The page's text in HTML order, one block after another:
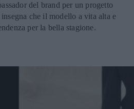
del brand per un progetto
che il modello a vita alta e
per la bella stagione.